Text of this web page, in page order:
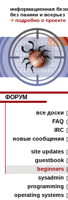
информационная
без паники и всерьез
подробно о проекте
ФОРУМ
все доски
FAQ
IRC
новые сообщения
site updates
guestbook
beginners
sysadmin
programming
operating systems